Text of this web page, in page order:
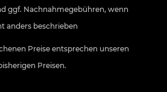
ggf. Nachnahmegebühren, wenn
anders beschrieben
Preise entsprechen unseren
Preisen.